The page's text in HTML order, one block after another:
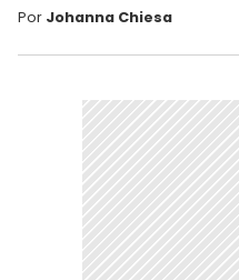
Por Johanna Chiesa